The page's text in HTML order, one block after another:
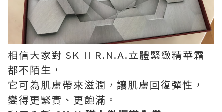
相信大家對 SK-II R.N.A.立體緊緻精華霜
都不陌生，
它可為肌膚帶來滋潤，讓肌膚回復彈性，
變得更緊實、更飽滿。